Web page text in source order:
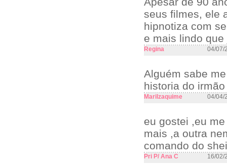
seus filmes, ele
hipnotiza com
e mais lindo
Regina 04/07/
Alguém sabe
historia do
Marilzaquime 04/04/
eu gostei ,eu
mais ,a outra
comando do
Pri P/ Ana C 16/02/